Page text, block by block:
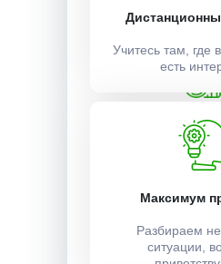
Учебный
2500
Учитесь там, где
есть
Максимум
Разбираем
ситуации,